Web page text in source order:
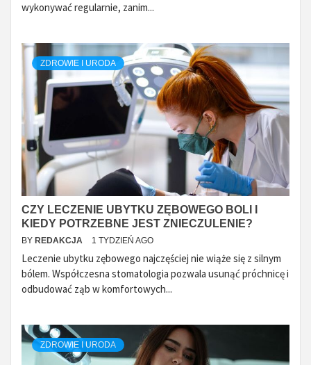
wykonywać regularnie, zanim...
ZDROWIE I URODA
CZY LECZENIE UBYTKU ZĘBOWEGO BOLI I
KIEDY POTRZEBNE JEST ZNIECZULENIE?
BY REDAKCJA 1 TYDZIEŃ AGO
Leczenie ubytku zębowego najczęściej nie wiąże się z silnym
bólem. Współczesna stomatologia pozwala usunąć próchnicę i
odbudować ząb w komfortowych...
ZDROWIE I URODA